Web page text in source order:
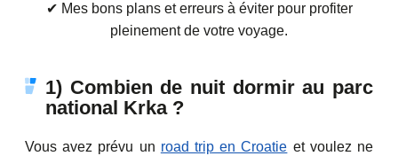
✔ Mes bons plans et erreurs à éviter pour profiter
pleinement de votre voyage.
1) Combien de nuit dormir au parc
national Krka ?
Vous avez prévu un road trip en Croatie et voulez ne